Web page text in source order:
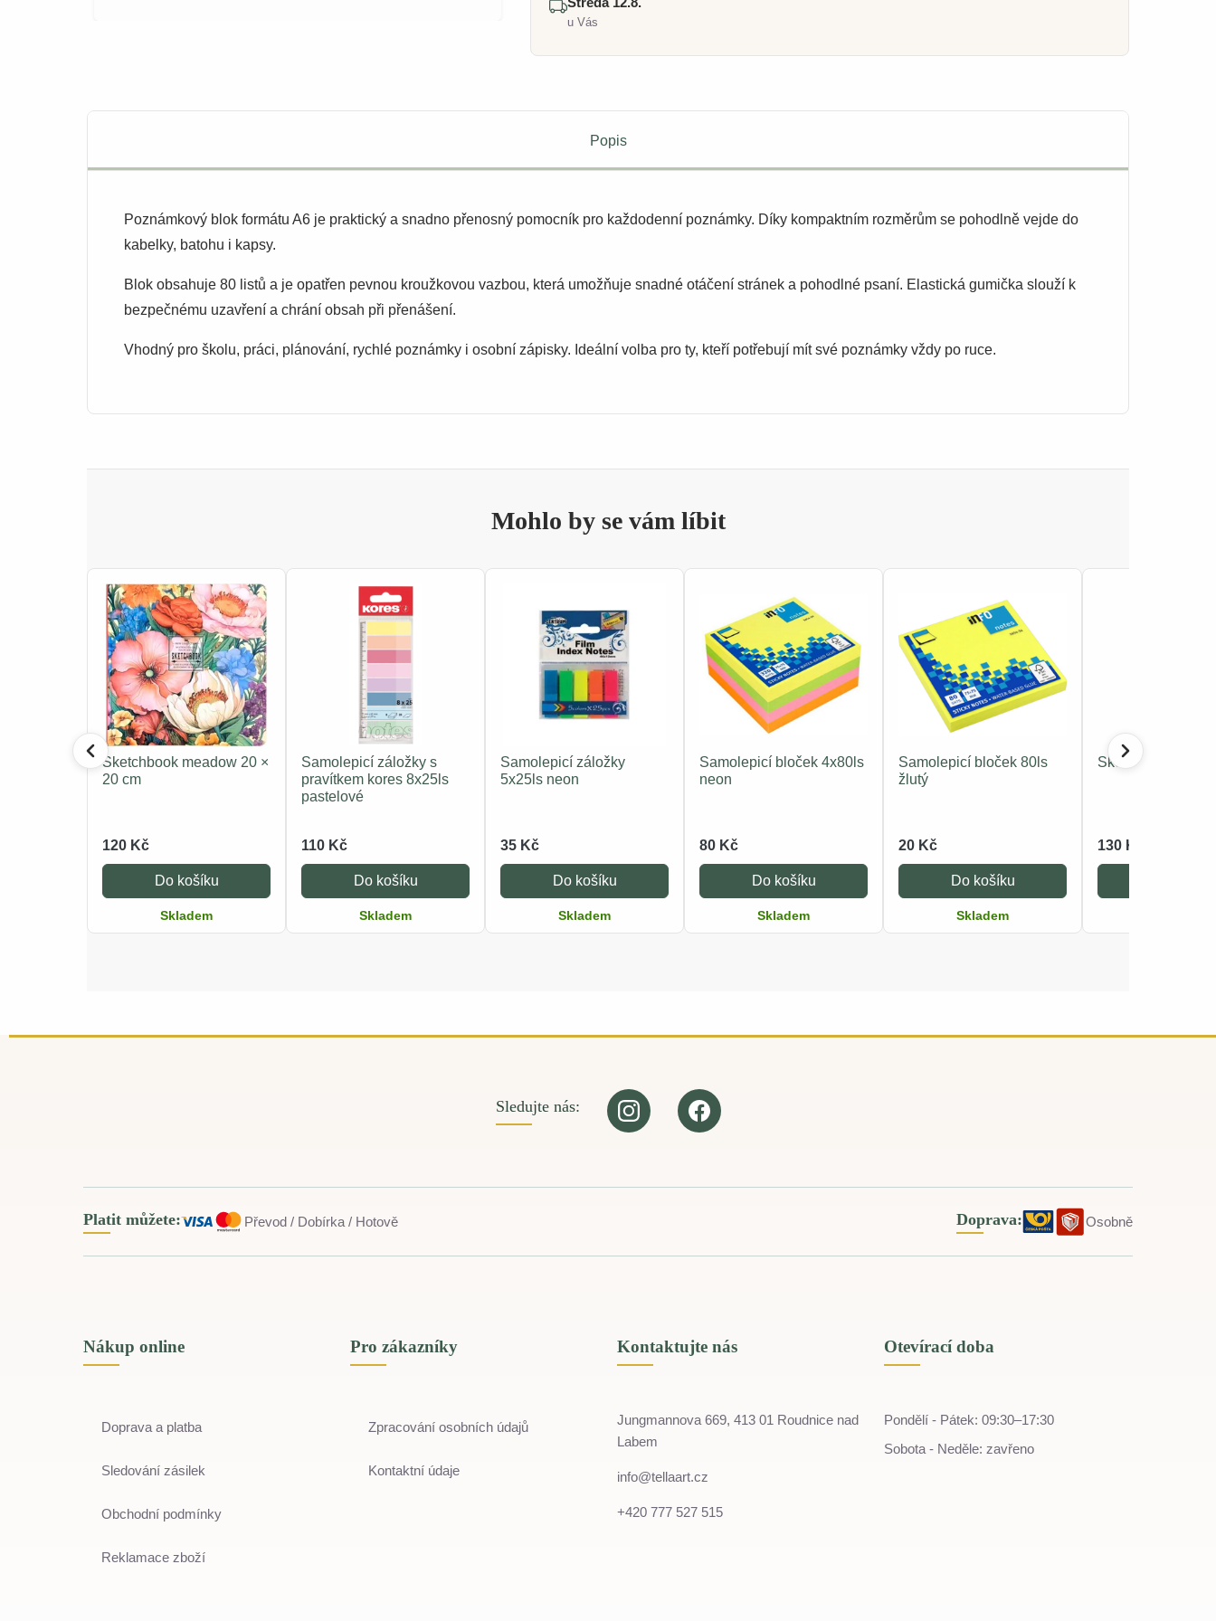
u Vás
Popis
Poznámkový blok formátu A6 je praktický a snadno přenosný pomocník pro každodenní poznámky. Díky kompaktním rozměrům se pohodlně vejde do
kabelky, batohu i kapsy.
Blok obsahuje 80 listů a je opatřen pevnou kroužkovou vazbou, která umožňuje snadné otáčení stránek a pohodlné psaní. Elastická gumička slouží k
bezpečnému uzavření a chrání obsah při přenášení.
Vhodný pro školu, práci, plánování, rychlé poznámky i osobní zápisky. Ideální volba pro ty, kteří potřebují mít své poznámky vždy po ruce.
Mohlo by se vám líbit
Sketchbook meadow 20 ×
20 cm
120 Kč
Do košíku
Skladem
Samolepicí záložky s
pravítkem kores 8x25ls
pastelové
110 Kč
Do košíku
Skladem
Samolepicí záložky
5x25ls neon
35 Kč
Do košíku
Skladem
Samolepicí bloček 4x80ls
neon
80 Kč
Do košíku
Skladem
Samolepicí bloček 80ls
žlutý
20 Kč
Do košíku
Skladem
Sketchbook
130 Kč
Sledujte nás:
Platit můžete: Převod / Dobírka / Hotově Doprava: Osobně
Nákup online
Doprava a platba
Sledování zásilek
Obchodní podmínky
Reklamace zboží
Pro zákazníky
Zpracování osobních údajů
Kontaktní údaje
Kontaktujte nás
Jungmannova 669, 413 01 Roudnice nad
Labem
info@tellaart.cz
+420 777 527 515
Otevírací doba
Pondělí - Pátek: 09:30–17:30
Sobota - Neděle: zavřeno